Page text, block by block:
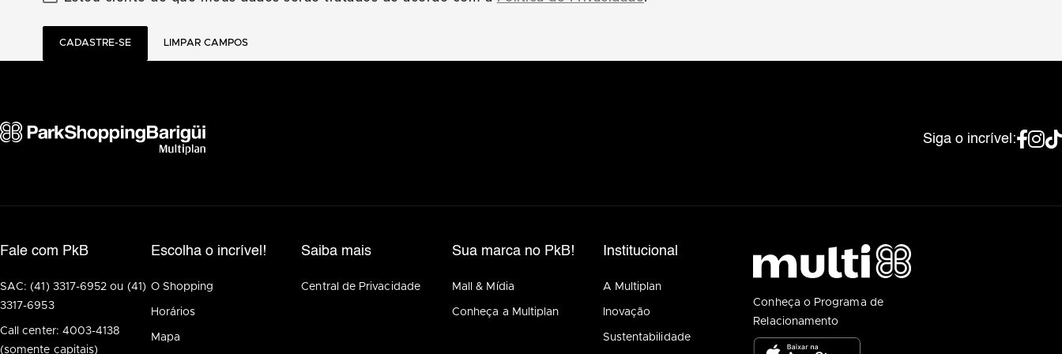
CADASTRE-SE LIMPAR CAMPOS
Siga o incrível:
Fale com PkB
SAC: (41) 3317-6952 ou (41)
3317-6953
Call center: 4003-4138
(somente capitais)
Escolha o incrível!
O Shopping
Horários
Mapa
Saiba mais
Central de Privacidade
Sua marca no PkB!
Mall & Mídia
Conheça a Multiplan
Institucional
A Multiplan
Inovação
Sustentabilidade
Conheça o Programa de
Relacionamento